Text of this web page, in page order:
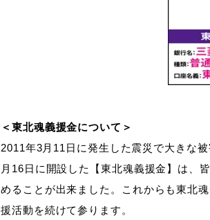
＜東北魂義援金について＞
2011年3月11日に発生した震災で大きな
月16日に開設した【東北魂義援金】は、
めることが出来ました。これからも東北
援活動を続けて参ります。